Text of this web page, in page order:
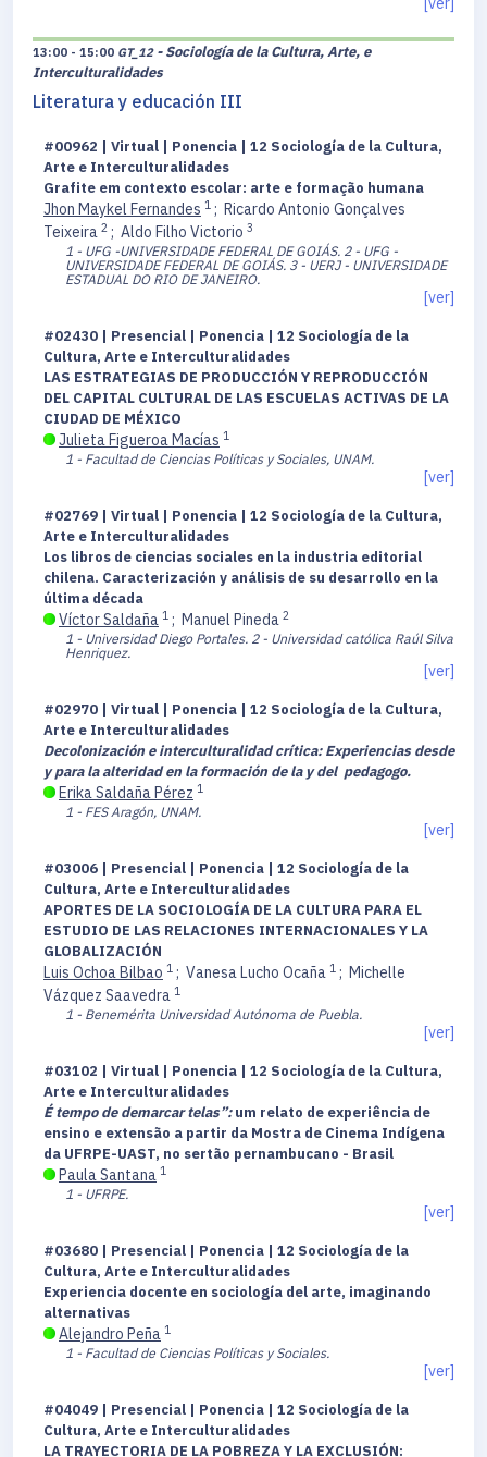
13:00 - 15:00 GT_12 - Sociología de la Cultura, Arte, e
Interculturalidades
Literatura y educación III
#00962 | Virtual | Ponencia | 12 Sociología de la Cultura,
Arte e Interculturalidades
Grafite em contexto escolar: arte e formação humana
Jhon Maykel Fernandes 1 ; Ricardo Antonio Gonçalves
Teixeira 2 ; Aldo Filho Victorio 3
1 - UFG -UNIVERSIDADE FEDERAL DE GOIÁS. 2 - UFG -
UNIVERSIDADE FEDERAL DE GOIÁS. 3 - UERJ - UNIVERSIDADE
ESTADUAL DO RIO DE JANEIRO.
[ver]
#02430 | Presencial | Ponencia | 12 Sociología de la
Cultura, Arte e Interculturalidades
LAS ESTRATEGIAS DE PRODUCCIÓN Y REPRODUCCIÓN
DEL CAPITAL CULTURAL DE LAS ESCUELAS ACTIVAS DE LA
CIUDAD DE MÉXICO
Julieta Figueroa Macías 1
1 - Facultad de Ciencias Políticas y Sociales, UNAM.
[ver]
#02769 | Virtual | Ponencia | 12 Sociología de la Cultura,
Arte e Interculturalidades
Los libros de ciencias sociales en la industria editorial
chilena. Caracterización y análisis de su desarrollo en la
última década
Víctor Saldaña 1 ; Manuel Pineda 2
1 - Universidad Diego Portales. 2 - Universidad católica Raúl Silva
Henriquez.
[ver]
#02970 | Virtual | Ponencia | 12 Sociología de la Cultura,
Arte e Interculturalidades
Decolonización e interculturalidad crítica: Experiencias desde
y para la alteridad en la formación de la y del pedagogo.
Erika Saldaña Pérez 1
1 - FES Aragón, UNAM.
[ver]
#03006 | Presencial | Ponencia | 12 Sociología de la
Cultura, Arte e Interculturalidades
APORTES DE LA SOCIOLOGÍA DE LA CULTURA PARA EL
ESTUDIO DE LAS RELACIONES INTERNACIONALES Y LA
GLOBALIZACIÓN
Luis Ochoa Bilbao 1 ; Vanesa Lucho Ocaña 1 ; Michelle
Vázquez Saavedra 1
1 - Benemérita Universidad Autónoma de Puebla.
[ver]
#03102 | Virtual | Ponencia | 12 Sociología de la Cultura,
Arte e Interculturalidades
É tempo de demarcar telas”:um relato de experiência de
ensino e extensão a partir da Mostra de Cinema Indígena
da UFRPE-UAST, no sertão pernambucano - Brasil
Paula Santana 1
1 - UFRPE.
[ver]
#03680 | Presencial | Ponencia | 12 Sociología de la
Cultura, Arte e Interculturalidades
Experiencia docente en sociología del arte, imaginando
alternativas
Alejandro Peña 1
1 - Facultad de Ciencias Políticas y Sociales.
[ver]
#04049 | Presencial | Ponencia | 12 Sociología de la
Cultura, Arte e Interculturalidades
LA TRAYECTORIA DE LA POBREZA Y LA EXCLUSIÓN: